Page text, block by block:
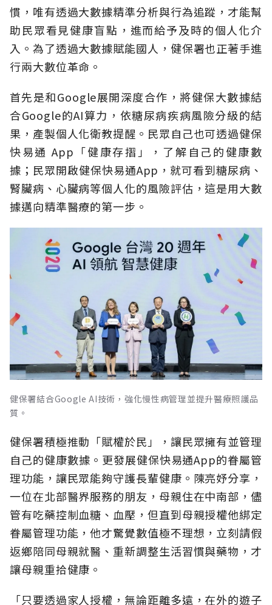
慣，唯有透過大數據精準分析與行為追蹤，才能幫
助民眾看見健康盲點，進而給予及時的個人化介
入。為了透過大數據賦能國人，健保署也正著手進
行兩大數位革命。
首先是和Google展開深度合作，將健保大數據結
合Google的AI算力，依糖尿病疾病風險分級的結
果，產製個人化衛教提醒。民眾自己也可透過健保
快易通 App「健康存摺」，了解自己的健康數
據；民眾開啟健保快易通App，就可看到糖尿病、
腎臟病、心臟病等個人化的風險評估，這是用大數
據邁向精準醫療的第一步。
健保署結合Google AI技術，強化慢性病管理並提升醫療照護品
質。
健保署積極推動「賦權於民」，讓民眾擁有並管理
自己的健康數據。更發展健保快易通App的眷屬管
理功能，讓民眾能夠守護長輩健康。陳亮妤分享，
一位在北部醫界服務的朋友，母親住在中南部，儘
管有吃藥控制血糖、血壓，但直到母親授權他綁定
眷屬管理功能，他才驚覺數值極不理想，立刻請假
返鄉陪同母親就醫、重新調整生活習慣與藥物，才
讓母親重拾健康。
「只要透過家人授權，無論距離多遠，在外的遊子